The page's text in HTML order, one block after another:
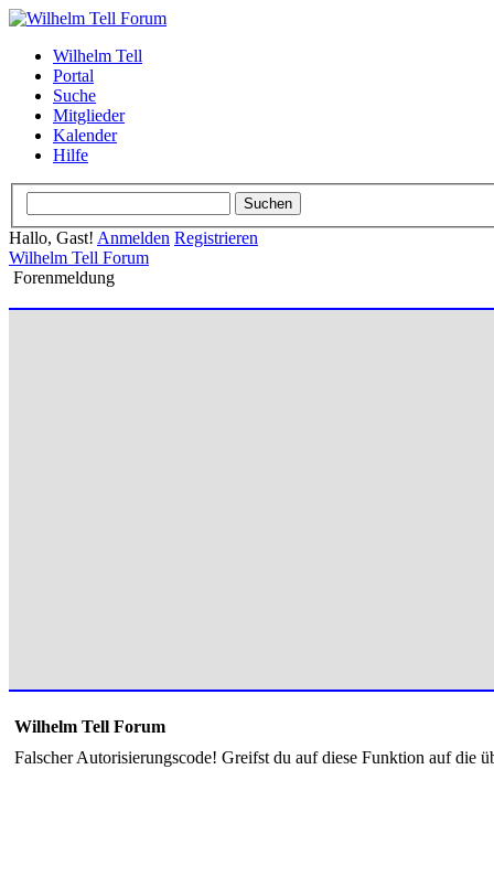
Wilhelm Tell
Portal
Suche
Mitglieder
Kalender
Hilfe
Hallo, Gast! Anmelden Registrieren
Wilhelm Tell Forum
Forenmeldung
Wilhelm Tell Forum
Falscher Autorisierungscode! Greifst du auf diese Funktion auf die